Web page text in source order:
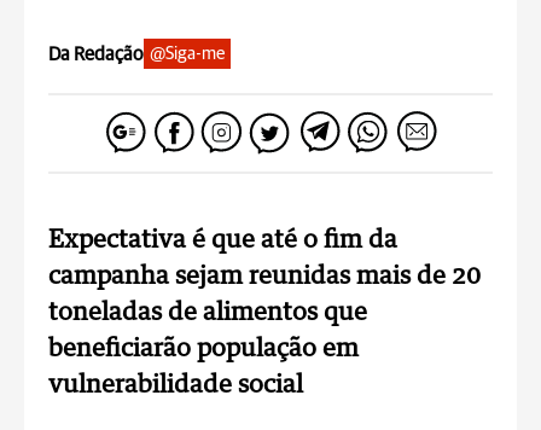
Da Redação @Siga-me
Expectativa é que até o fim da
campanha sejam reunidas mais de 20
toneladas de alimentos que
beneficiarão população em
vulnerabilidade social